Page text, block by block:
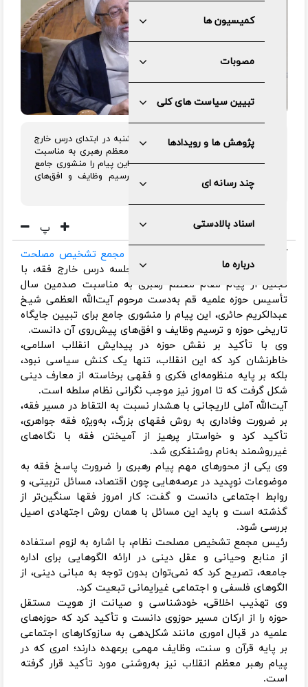
کمیسیون ها
مصوبات
تبیین سیاست های کلی
پژوهش ها و رویدادها
چند رسانه ای
اسناد بالادستی
درباره ما
آیت‌الله صادق آملی لاریجانی، صبح یکشنبه در ابتدای درس خارج
اصول فقه خود، با تجلیل از پیام مقام معظم رهبری به مناسبت
صدمین سال تأسیس حوزه علمیه قم، این پیام را منشوری جامع
برای تبیین جایگاه تاریخی حوزه و ترسیم وظایف و افق‌های
پیش‌روی آن دانست.
پ
آیت‌الله صادق آملی لاریجانی، رئیس مجمع تشخیص مصلحت
و استاد حوزه علمیه قم، در جلسه درس خارج فقه، با
تجلیل از پیام مقام معظم رهبری به مناسبت صدمین سال
تأسیس حوزه علمیه قم به‌دست مرحوم آیت‌الله العظمی شیخ
عبدالکریم حائری، این پیام را منشوری جامع برای تبیین جایگاه
تاریخی حوزه و ترسیم وظایف و افق‌های پیش‌روی آن دانست.
وی با تأکید بر نقش حوزه در پیدایش انقلاب اسلامی،
خاطرنشان کرد که این انقلاب، تنها یک کنش سیاسی نبود،
بلکه بر پایه منظومه‌ای فکری و فقهی برخاسته از معارف دینی
شکل گرفت که تا امروز نیز موجب نگرانی نظام سلطه است.
آیت‌الله آملی لاریجانی با هشدار نسبت به التقاط در مسیر فقه،
بر ضرورت وفاداری به روش فقهای بزرگ، به‌ویژه فقه جواهری،
تأکید کرد و خواستار پرهیز از آمیختن فقه با نگاه‌های
غیرروشمند به‌نام روشنفکری شد.
وی یکی از محورهای مهم پیام رهبری را ضرورت پاسخ فقه به
موضوعات نوپدید در عرصه‌هایی چون اقتصاد، مسائل تربیتی، و
روابط اجتماعی دانست و گفت: کار امروز فقها سنگین‌تر از
گذشته است و باید این مسائل با همان روش اجتهادی اصیل
بررسی شود.
رئیس مجمع تشخیص مصلحت نظام، با اشاره به لزوم استفاده
از منابع وحیانی و عقل دینی در ارائه الگوهایی برای اداره
جامعه، تصریح کرد که نمی‌توان بدون توجه به مبانی دینی، از
الگوهای فلسفی و اجتماعی غیرایمانی تبعیت کرد.
وی تهذیب اخلاقی، خودشناسی و صیانت از هویت مستقل
حوزه را از ارکان مسیر حوزوی دانست و تأکید کرد که حوزه‌های
علمیه در قبال اموری مانند شکل‌دهی به سازوکارهای اجتماعی
بر پایه قرآن و سنت، وظایف مهمی برعهده دارند؛ امری که در
پیام رهبر معظم انقلاب نیز به‌روشنی مورد تأکید قرار گرفته
است.